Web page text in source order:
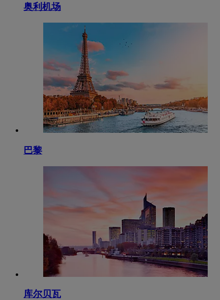
奥利机场
巴黎
库尔贝瓦